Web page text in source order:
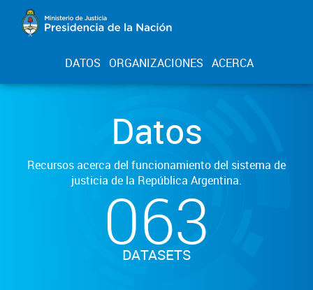
DATOS ORGANIZACIONES ACERCA
Datos
Recursos acerca del funcionamiento del sistema de
justicia de la República Argentina.
063
DATASETS